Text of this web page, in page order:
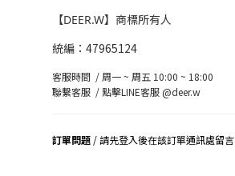
【DEER.W】商標所有人
統編：47965124
客服時間 / 周一 ~ 周五 10:00 ~ 18:00
聯繫客服 /點擊LINE客服 @deer.w
訂單問題 / 請先登入後在該訂單通訊處留言